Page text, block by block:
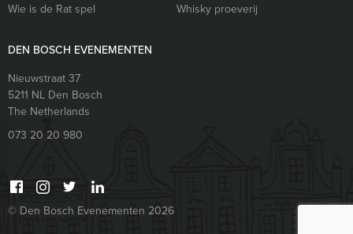
Wie is de Rat spel
Whisky proeverij
DEN BOSCH EVENEMENTEN
Nieuwstraat 37
5211 NL Den Bosch
The Netherlands
073 20 20 980
© Den Bosch Evenementen 2026